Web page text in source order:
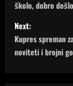
s
t
n
školo, dobro
Next:
Kupres spreman
noviteti i brojni